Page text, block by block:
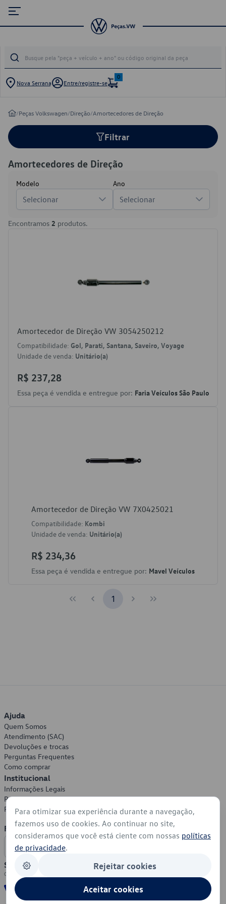
Nova Serrana Entre/registre-se
0
/Peças Volkswagen/Direção/Amortecedores de Direção
Filtrar
Amortecedores de Direção
Modelo
Selecionar
Ano
Selecionar
Encontramos 2 produtos.
Amortecedor de Direção VW 3054250212
Compatibilidade: Gol, Parati, Santana, Saveiro, Voyage
Unidade de venda: Unitário(a)
R$ 237,28
Essa peça é vendida e entregue por: Faria Veículos São Paulo
Amortecedor de Direção VW 7X0425021
Compatibilidade: Kombi
Unidade de venda: Unitário(a)
R$ 234,36
Essa peça é vendida e entregue por: Mavel Veículos
1
Ajuda
Quem Somos
Atendimento (SAC)
Devoluções e trocas
Perguntas Frequentes
Como comprar
Institucional
Informações Legais
Política de Privacidade
Política de Cookies
Formas de Pagamento
Segurança
Para otimizar sua experiência durante a navegação,
fazemos uso de cookies. Ao continuar no site,
consideramos que você está ciente com nossas políticas
de privacidade.
Rejeitar cookies
Aceitar cookies